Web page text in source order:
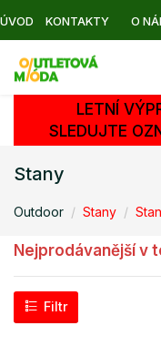
ÚVOD KONTAKTY O
LETNÍ
SLEDUJTE
Stany
Outdoor Stany
Nejprodávanější v
Filtr